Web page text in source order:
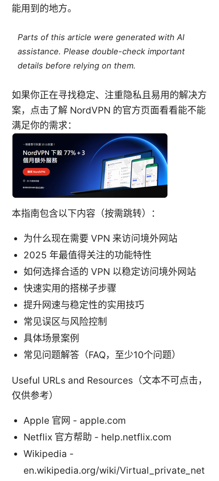
能用到的地方。
Parts of this article were generated with AI
assistance. Please double-check important
details before relying on them.
如果你正在寻找稳定、注重隐私且易用的解决方
案，点击了解 NordVPN 的官方页面看看能不能
满足你的需求：
本指南包含以下内容（按需跳转）：
为什么现在需要 VPN 来访问境外网站
2025 年最值得关注的功能特性
如何选择合适的 VPN 以稳定访问境外网站
快速实用的搭梯子步骤
提升网速与稳定性的实用技巧
常见误区与风险控制
具体场景案例
常见问题解答（FAQ，至少10个问题）
Useful URLs and Resources（文本不可点击，
仅供参考）
Apple 官网 - apple.com
Netflix 官方帮助 - help.netflix.com
Wikipedia -
en.wikipedia.org/wiki/Virtual_private_net